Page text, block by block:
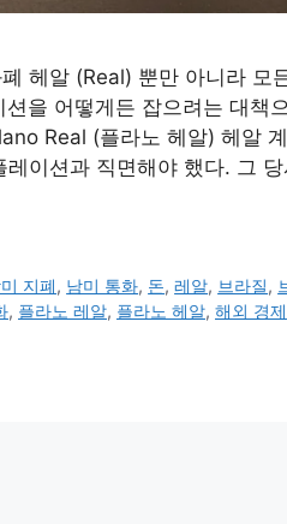
헤알 (Real) 뿐만 아니라 모
을 어떻게든 잡으려는 대책
Real (플라노 헤알) 헤알
이션과 직면해야 했다. 그
지폐, 남미 통화, 돈,레알, 브라질,
, 플라노 레알, 플라노 헤알, 해외 경제